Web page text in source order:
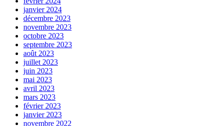
janvier 2024
décembre 2023
novembre 2023
octobre 2023
septembre 2023
août 2023
juillet 2023
juin 2023
mai 2023
avril 2023
mars 2023
février 2023
janvier 2023
novembre 2022